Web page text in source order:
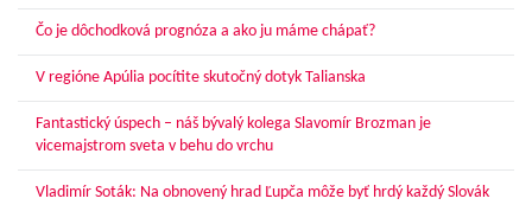
Čo je dôchodková prognóza a ako ju máme chápať?
V regióne Apúlia pocítite skutočný dotyk Talianska
Fantastický úspech – náš bývalý kolega Slavomír Brozman je
vicemajstrom sveta v behu do vrchu
Vladimír Soták: Na obnovený hrad Ľupča môže byť hrdý každý Slovák